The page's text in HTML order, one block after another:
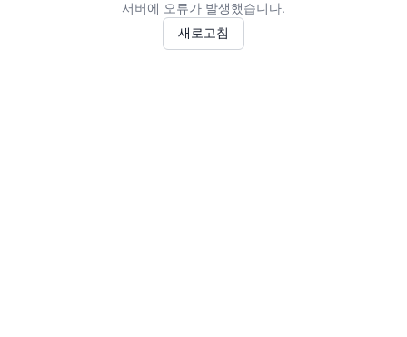
서버에 오류가 발생했습니다.
새로고침